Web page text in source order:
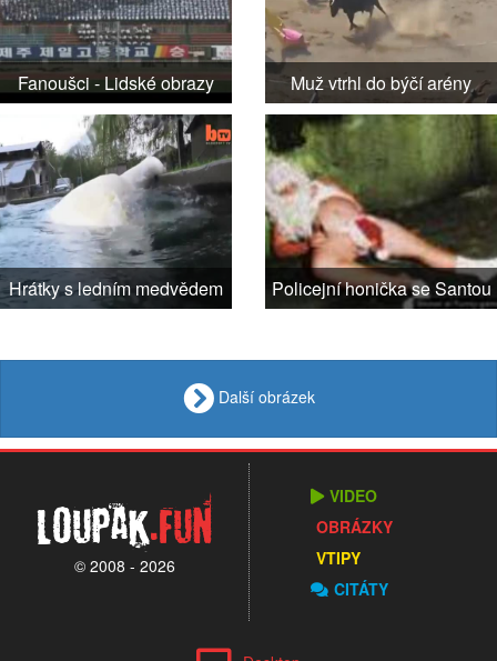
Fanoušci - Lidské obrazy Muž vtrhl do býčí arény
Hrátky s ledním medvědem Policejní honička se Santou
Další obrázek
Loupak.fun
© 2008 - 2026
VIDEO
OBRÁZKY
VTIPY
CITÁTY